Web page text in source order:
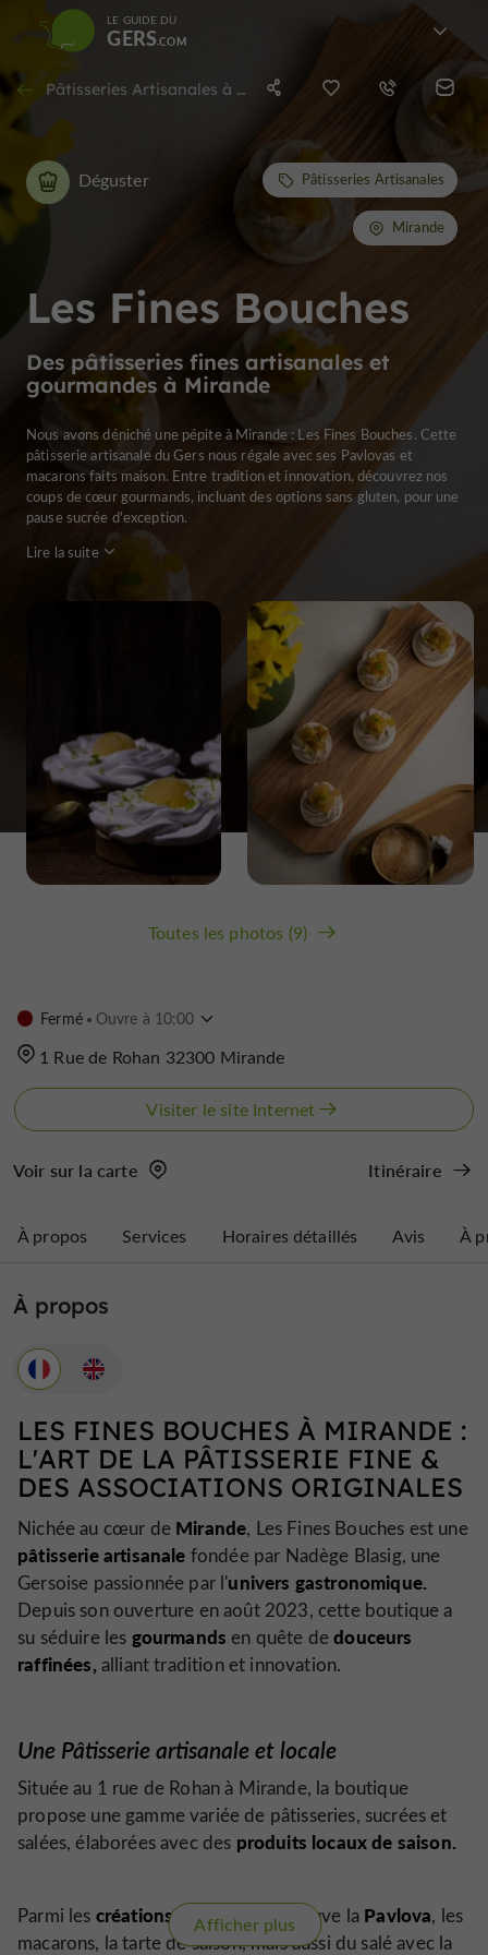
LE GUIDE DU
GERS
Pâtisseries Artisanales à Mirande
Les Fines Bouches
Des pâtisseries fines artisanales et
gourmandes à Mirande
Déguster Pâtisseries Artisanales
Mirande
Nous avons déniché une pépite à Mirande : Les Fines Bouches. Cette
pâtisserie artisanale du Gers nous régale avec ses Pavlovas et
macarons faits maison. Entre tradition et innovation, découvrez nos
coups de cœur gourmands, incluant des options sans gluten, pour une
pause sucrée d'exception.
Lire la suite
Toutes les photos (9)
Fermé Ouvre à 10:00
1 Rue de Rohan 32300 Mirande
Visiter le site Internet
Voir sur la carte Itinéraire
À propos Services Horaires détaillés Avis À
À propos
LES FINES BOUCHES À MIRANDE :
L'ART DE LA PÂTISSERIE FINE &
DES ASSOCIATIONS ORIGINALES
Nichée au cœur de Mirande, Les Fines Bouches est une
pâtisserie artisanale fondée par Nadège Blasig, une
Gersoise passionnée par l'univers gastronomique.
Depuis son ouverture en août 2023, cette boutique a
su séduire les gourmands en quête dedouceurs
raffinées,alliant tradition et innovation.
Une Pâtisserie artisanale et locale
Située au 1 rue de Rohan à Mirande, la boutique
propose une gamme variée de pâtisseries, sucrées et
salées, élaborées avec des produits locaux de saison.
Parmi les créations phares, on retrouve la Pavlova, les
macarons, la tarte de saison, mais aussi du salé avec la
Afficher plus